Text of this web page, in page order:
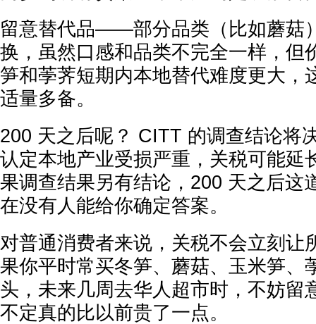
留意替代品——部分品类（比如蘑菇
换，虽然口感和品类不完全一样，但
笋和荸荠短期内本地替代难度更大，
适量多备。
200 天之后呢？ CITT 的调查结论将
认定本地产业受损严重，关税可能延
果调查结果另有结论，200 天之后这
在没有人能给你确定答案。
对普通消费者来说，关税不会立刻让
果你平时常买冬笋、蘑菇、玉米笋、
头，未来几周去华人超市时，不妨留
不定真的比以前贵了一点。